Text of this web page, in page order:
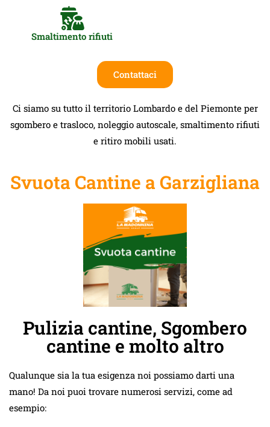
Smaltimento rifiuti
Contattaci
Ci siamo su tutto il territorio Lombardo e del Piemonte per
sgombero e trasloco, noleggio autoscale, smaltimento rifiuti
e ritiro mobili usati.
Svuota Cantine a Garzigliana
Pulizia cantine, Sgombero
cantine e molto altro
Qualunque sia la tua esigenza noi possiamo darti una
mano! Da noi puoi trovare numerosi servizi, come ad
esempio: